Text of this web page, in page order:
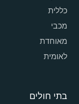
כללית
מכבי
מאוחדת
לאומית
בתי חולים